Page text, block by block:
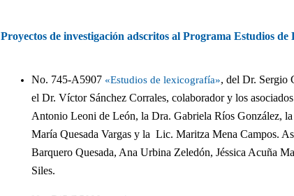
Proyectos de investigación adscritos al Programa Estudios
No. 745-A5907 «Estudios de lexicografía», del Dr. Sergio
el Dr. Víctor Sánchez Corrales, colaborador y los
Antonio Leoni de León, la Dra. Gabriela Ríos González,
María Quesada Vargas y la Lic. Maritza Mena Campos.
Barquero Quesada, Ana Urbina Zeledón, Jéssica Acuña
Siles.